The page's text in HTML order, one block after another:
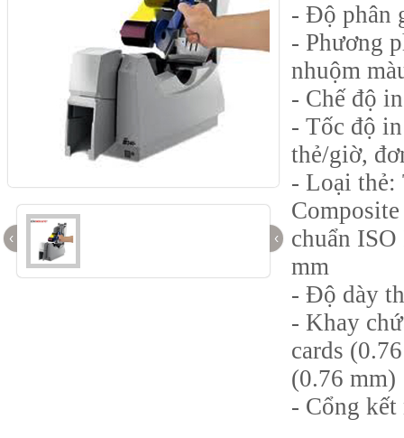
‹ ‹
- Độ phân
- Phương
nhuộm
- Chế độ
- Tốc độ
thẻ/giờ,
- Loại thẻ:
chuẩn
mm
- Độ dày
- Khay
cards
(0.76 mm)
- Cổng